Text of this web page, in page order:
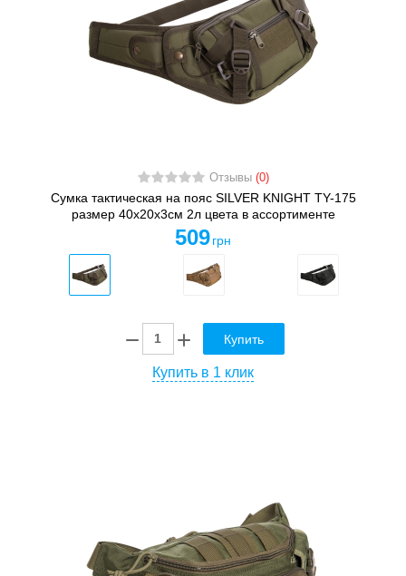
Отзывы (0)
Сумка тактическая на пояс SILVER KNIGHT TY-175
размер 40х20х3см 2л цвета в ассортименте
509 грн
Купить
Купить в 1 клик